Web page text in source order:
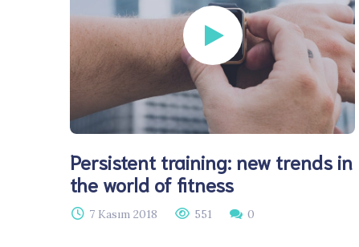
Persistent training: new trends in
the world of fitness
7 Kasım 2018 551 0